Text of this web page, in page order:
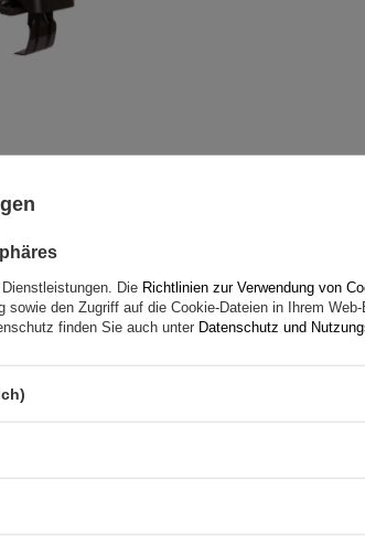
Die Richtlinien zur Verwendung von
sowie den Zugriff auf die Cookie-Dateien in Ihrem
finden Sie auch unter Datenschutz und